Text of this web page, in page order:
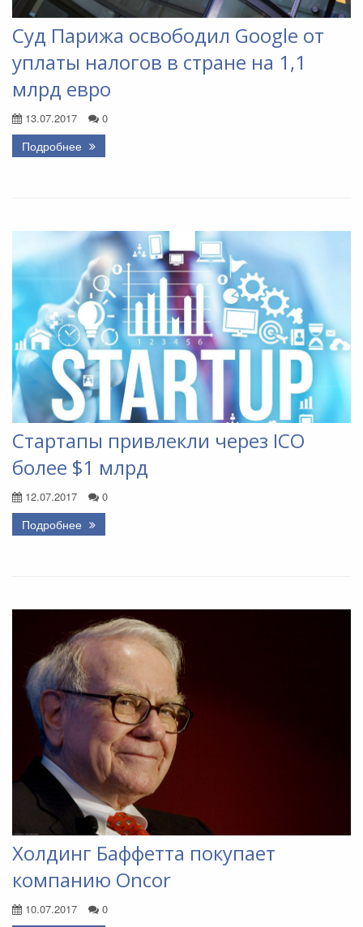
Суд Парижа освободил Google от
уплаты налогов в стране на 1,1
млрд евро
13.07.2017 0
Подробнее
Стартапы привлекли через ICO
более $1 млрд
12.07.2017 0
Подробнее
Холдинг Баффетта покупает
компанию Oncor
10.07.2017 0